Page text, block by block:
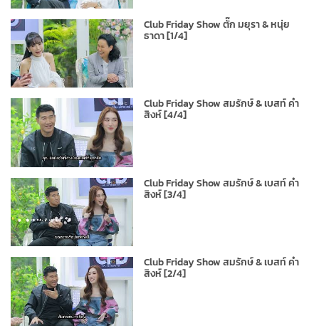
Club Friday Show ตั๊ก มยุรา & หนุ่ย
ธาดา [1/4]
Club Friday Show สมรักษ์ & เบสท์ คำ
สิงห์ [4/4]
Club Friday Show สมรักษ์ & เบสท์ คำ
สิงห์ [3/4]
Club Friday Show สมรักษ์ & เบสท์ คำ
สิงห์ [2/4]